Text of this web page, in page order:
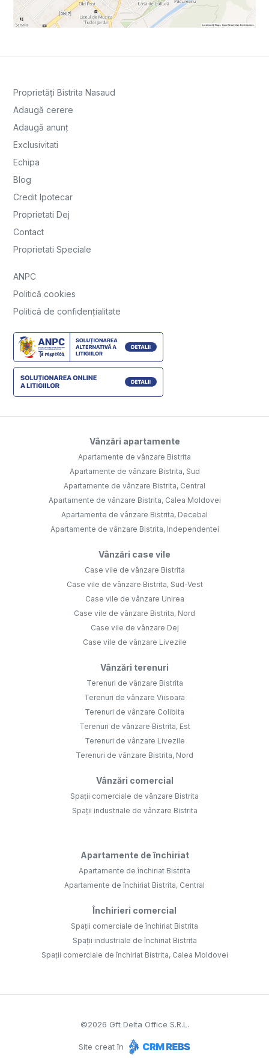
Proprietăți Bistrita Nasaud
Adaugă cerere
Adaugă anunț
Exclusivitati
Echipa
Blog
Credit Ipotecar
Proprietati Dej
Contact
Proprietati Speciale
ANPC
Politică cookies
Politică de confidențialitate
Vânzări apartamente
Apartamente de vânzare Bistrita
Apartamente de vânzare Bistrita, Sud
Apartamente de vânzare Bistrita, Central
Apartamente de vânzare Bistrita, Calea Moldovei
Apartamente de vânzare Bistrita, Decebal
Apartamente de vânzare Bistrita, Independentei
Vânzări case vile
Case vile de vânzare Bistrita
Case vile de vânzare Bistrita, Sud-Vest
Case vile de vânzare Unirea
Case vile de vânzare Bistrita, Nord
Case vile de vânzare Dej
Case vile de vânzare Livezile
Vânzări terenuri
Terenuri de vânzare Bistrita
Terenuri de vânzare Viisoara
Terenuri de vânzare Colibita
Terenuri de vânzare Bistrita, Est
Terenuri de vânzare Livezile
Terenuri de vânzare Bistrita, Nord
Vânzări comercial
Spații comerciale de vânzare Bistrita
Spații industriale de vânzare Bistrita
Apartamente de închiriat
Apartamente de închiriat Bistrita
Apartamente de închiriat Bistrita, Central
Închirieri comercial
Spații comerciale de închiriat Bistrita
Spații industriale de închiriat Bistrita
Spații comerciale de închiriat Bistrita, Calea Moldovei
©2026 Gft Delta Office S.R.L.
Site creat în